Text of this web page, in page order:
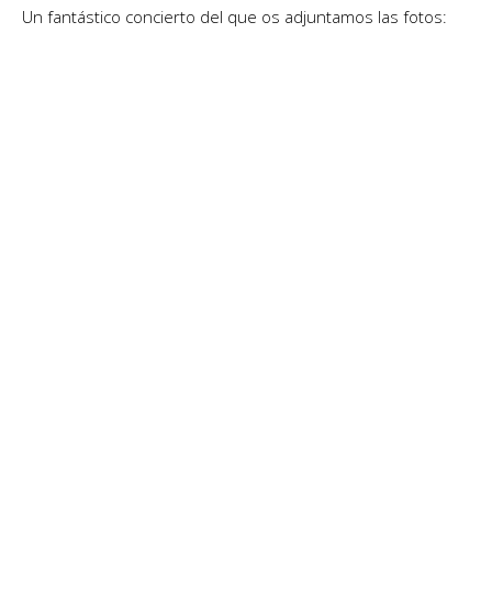
Un fantástico concierto del que os adjuntamos las fotos: